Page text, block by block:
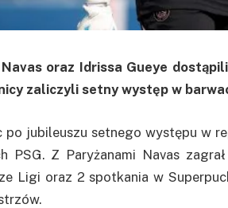
oraz Idrissa Gueye
zaliczyli setny występ w
po jubileuszu setnego występu w
PSG. Z Paryżanami Navas
Ligi oraz 2 spotkania w